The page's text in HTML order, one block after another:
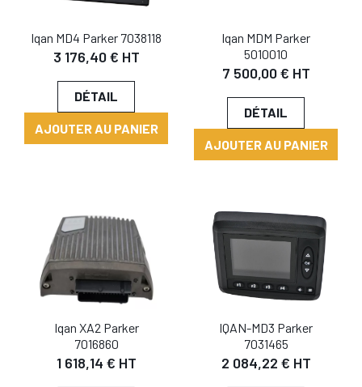
Iqan MD4 Parker 7038118
3 176,40 € HT
DÉTAIL
AJOUTER AU PANIER
Iqan MDM Parker
5010010
7 500,00 € HT
DÉTAIL
AJOUTER AU PANIER
Iqan XA2 Parker
7016860
1 618,14 € HT
IQAN-MD3 Parker
7031465
2 084,22 € HT